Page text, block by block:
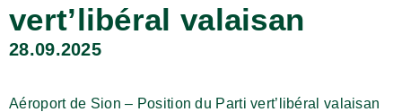
vert’libéral valaisan
28.09.2025
Aéroport de Sion – Position du Parti vert’libéral valaisan